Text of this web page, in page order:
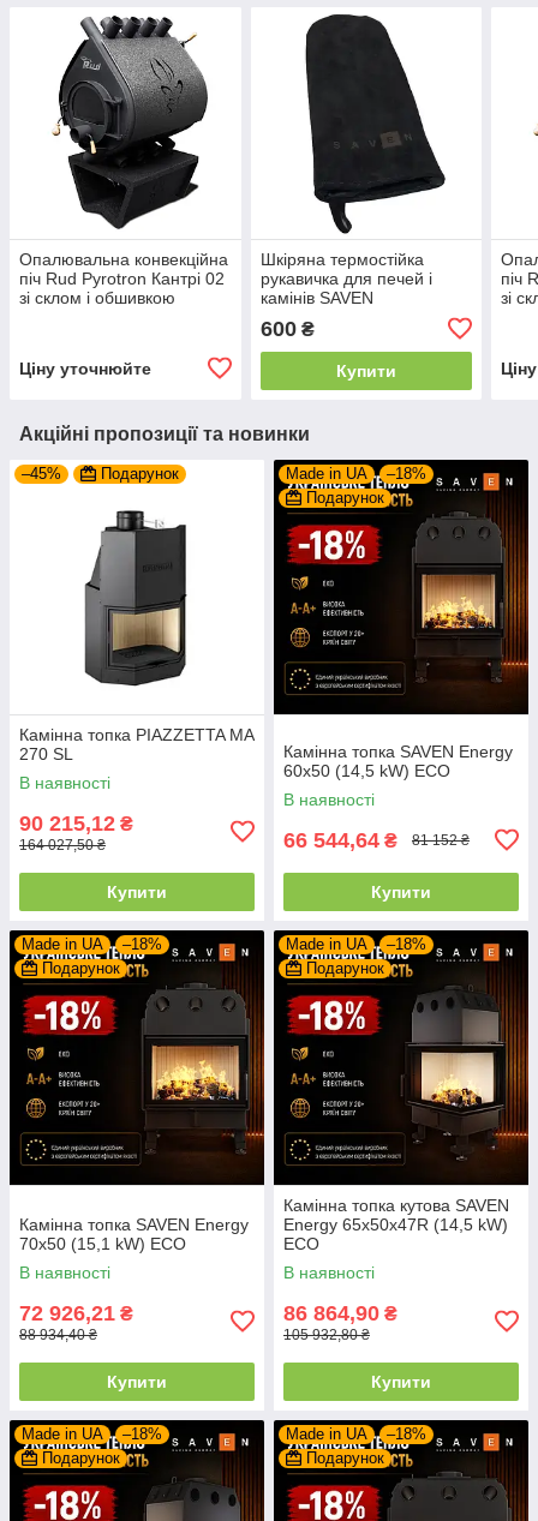
Опалювальна конвекційна
піч Rud Pyrotron Кантрі 02
зі склом і обшивкою
Ціну уточнюйте
Шкіряна термостійка
рукавичка для печей і
камінів SAVEN
600₴
Купити
піч
зі
Акційні пропозиції та новинки
–45% Подарунок
Камінна топка PIAZZETTA MA
270 SL
В наявності
90 215,12 ₴
164 027,50 ₴
Купити
Made in UA
–18%
Подарунок
Камінна топка SAVEN Energy
60х50 (14,5 kW) ECO
В наявності
66 544,64 ₴ 81 152 ₴
Купити
Made in UA
–18%
Подарунок
Камінна топка SAVEN Energy
70х50 (15,1 kW) ECO
В наявності
72 926,21 ₴
88 934,40 ₴
Купити
Made in UA
–18%
Подарунок
Камінна топка кутова SAVEN
Energy 65х50х47R (14,5 kW)
ECO
В наявності
86 864,90 ₴
105 932,80 ₴
Купити
Made in UA
–18%
Подарунок
Made in UA
–18%
Подарунок